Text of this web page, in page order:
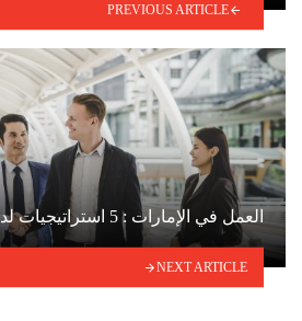
PREVIOUS ARTICLE
العمل في الإمارات : 5 استراتيجيات لدخول السوق الإماراتي
NEXT ARTICLE